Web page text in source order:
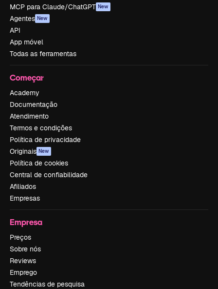
MCP para Claude/ChatGPT New
Agentes New
API
App móvel
Todas as ferramentas
Começar
Academy
Documentação
Atendimento
Termos e condições
Política de privacidade
Originais New
Política de cookies
Central de confiabilidade
Afiliados
Empresas
Empresa
Preços
Sobre nós
Reviews
Emprego
Tendências de pesquisa